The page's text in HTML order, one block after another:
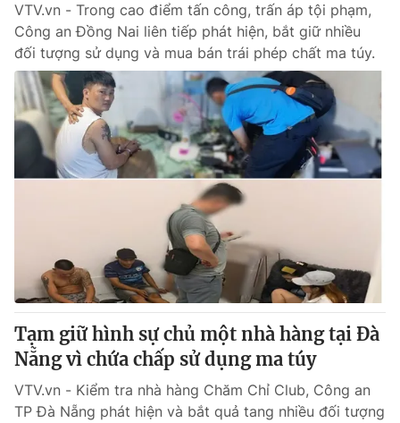
Email:toasoan@vtv.vn
Liên hệ quảng cáo:024-7300.7108
® Cấm sao chép dưới mọi hình thức nếu không có sự chấp
thuận bằng văn bản. Ghi rõ nguồn VTV.vn khi phát hành lại
thông tin từ website này.
VTV.vn - Trong cao điểm tấn công, trấn áp tội phạm,
Công an Đồng Nai liên tiếp phát hiện, bắt giữ nhiều
đối tượng sử dụng và mua bán trái phép chất ma túy.
Tạm giữ hình sự chủ một nhà hàng tại Đà
Nẵng vì chứa chấp sử dụng ma túy
VTV.vn - Kiểm tra nhà hàng Chăm Chỉ Club, Công an
TP Đà Nẵng phát hiện và bắt quả tang nhiều đối tượng